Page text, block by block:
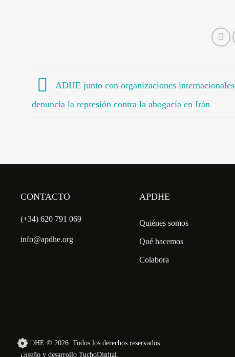
ADHE junto con organizaciones internacionales
denuncia la represión contra la abogacía en Irán
CONTACTO
(+34) 620 791 069
info@apdhe.org
APDHE
Quiénes somos
Qué hacemos
Colabora
APDHE © 2026. Todos los derechos reservados.
Diseño y desarrollo TuchoDigital